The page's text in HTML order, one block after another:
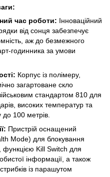
час роботи: Інноваційний
від сонця забезпечує
аж до безмежного
годинника за умови
Корпус із полімеру,
загартоване скло
стандартом 810 для
високих температур та
100 метрів.
Пристрій оснащений
Mode) для блокування
функцією Kill Switch для
інформації, а також
із парашутом